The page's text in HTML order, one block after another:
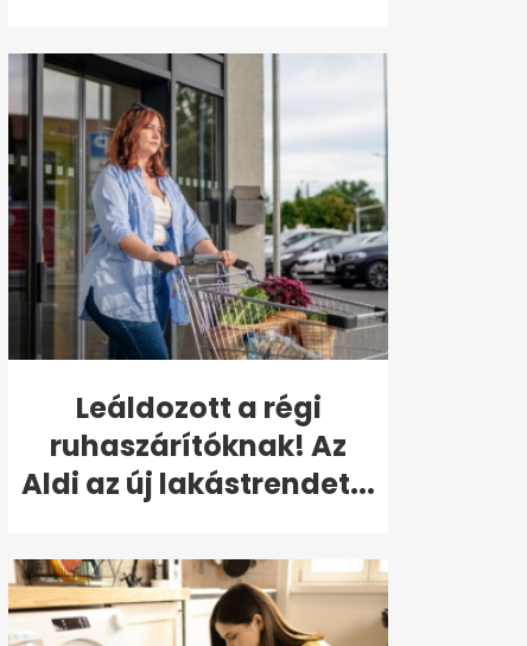
Leáldozott a régi
ruhaszárítóknak! Az
Aldi az új lakástrendet...